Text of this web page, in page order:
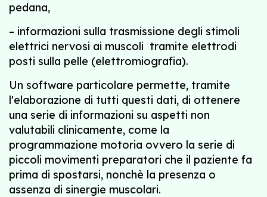
pedana,
– informazioni sulla trasmissione degli stimoli
elettrici nervosi ai muscoli tramite elettrodi
posti sulla pelle (elettromiografia).
Un software particolare permette, tramite
l'elaborazione di tutti questi dati, di ottenere
una serie di informazioni su aspetti non
valutabili clinicamente, come la
programmazione motoria ovvero la serie di
piccoli movimenti preparatori che il paziente fa
prima di spostarsi, nonchè la presenza o
assenza di sinergie muscolari.